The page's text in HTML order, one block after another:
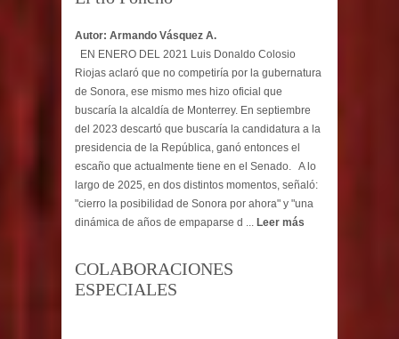
Autor: Armando Vásquez A.
EN ENERO DEL 2021 Luis Donaldo Colosio
Riojas aclaró que no competiría por la gubernatura
de Sonora, ese mismo mes hizo oficial que
buscaría la alcaldía de Monterrey. En septiembre
del 2023 descartó que buscaría la candidatura a la
presidencia de la República, ganó entonces el
escaño que actualmente tiene en el Senado. A lo
largo de 2025, en dos distintos momentos, señaló:
"cierro la posibilidad de Sonora por ahora" y "una
dinámica de años de empaparse d ... Leer más
COLABORACIONES
ESPECIALES